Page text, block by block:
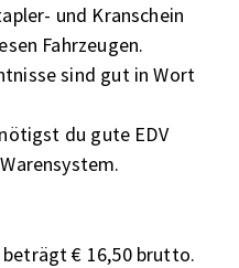
und Kranschein
Fahrzeugen.
sind gut in Wort
du gute EDV
beträgt € 16,50 brutto.